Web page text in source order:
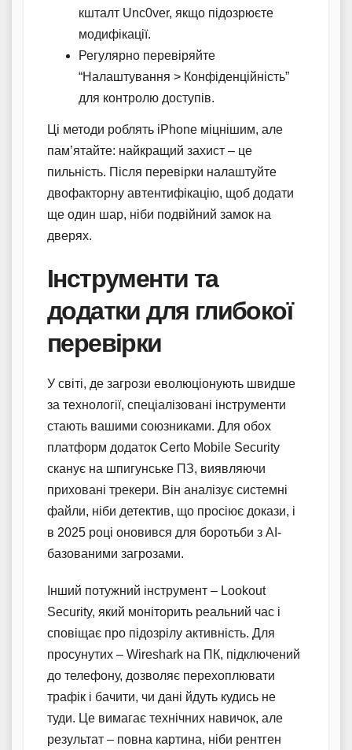
кшталт Unc0ver, якщо підозрюєте
модифікації.
Регулярно перевіряйте
“Налаштування > Конфіденційність”
для контролю доступів.
Ці методи роблять iPhone міцнішим, але
пам’ятайте: найкращий захист – це
пильність. Після перевірки налаштуйте
двофакторну автентифікацію, щоб додати
ще один шар, ніби подвійний замок на
дверях.
Інструменти та
додатки для глибокої
перевірки
У світі, де загрози еволюціонують швидше
за технології, спеціалізовані інструменти
стають вашими союзниками. Для обох
платформ додаток Certo Mobile Security
сканує на шпигунське ПЗ, виявляючи
приховані трекери. Він аналізує системні
файли, ніби детектив, що просіює докази, і
в 2025 році оновився для боротьби з AI-
базованими загрозами.
Інший потужний інструмент – Lookout
Security, який моніторить реальний час і
сповіщає про підозрілу активність. Для
просунутих – Wireshark на ПК, підключений
до телефону, дозволяє перехоплювати
трафік і бачити, чи дані йдуть кудись не
туди. Це вимагає технічних навичок, але
результат – повна картина, ніби рентген